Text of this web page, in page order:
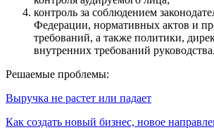
контроль за соблюдением
Федерации, нормативных актов и
требований, а также политики,
внутренних требований руководства.
Решаемые проблемы:
Выручка не растет или падает
Как создать новый бизнес, новое